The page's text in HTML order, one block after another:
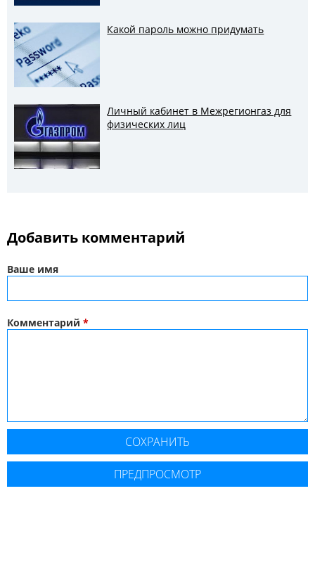
Какой пароль можно придумать
Личный кабинет в Межрегионгаз для
физических лиц
Добавить комментарий
Ваше имя
Комментарий *